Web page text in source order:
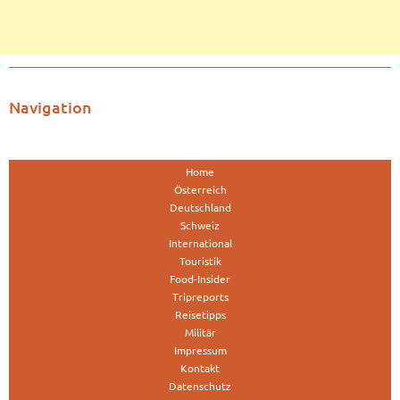
Navigation
Home
Österreich
Deutschland
Schweiz
International
Touristik
Food-Insider
Tripreports
Reisetipps
Militär
Impressum
Kontakt
Datenschutz